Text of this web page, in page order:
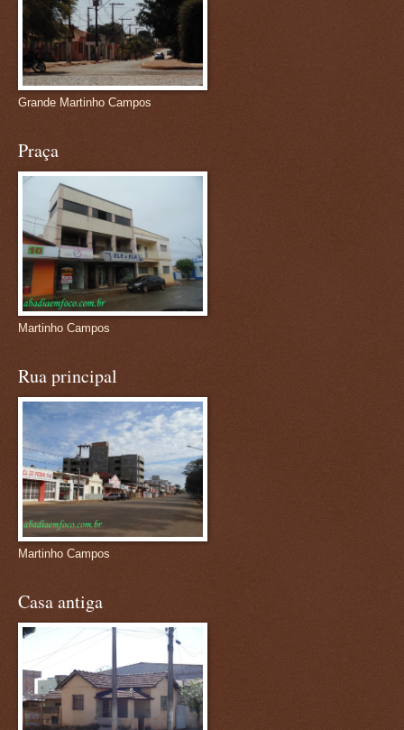
Grande Martinho Campos
Praça
Martinho Campos
Rua principal
Martinho Campos
Casa antiga